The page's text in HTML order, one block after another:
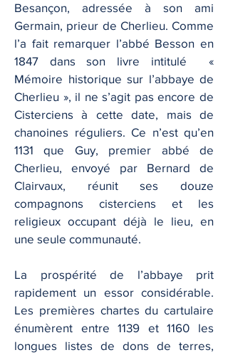
Besançon, adressée à son ami
Germain, prieur de Cherlieu. Comme
l’a fait remarquer l’abbé Besson en
1847 dans son livre intitulé «
Mémoire historique sur l’abbaye de
Cherlieu », il ne s’agit pas encore de
Cisterciens à cette date, mais de
chanoines réguliers. Ce n’est qu’en
1131 que Guy, premier abbé de
Cherlieu, envoyé par Bernard de
Clairvaux, réunit ses douze
compagnons cisterciens et les
religieux occupant déjà le lieu, en
une seule communauté.
La prospérité de l’abbaye prit
rapidement un essor considérable.
Les premières chartes du cartulaire
énumèrent entre 1139 et 1160 les
longues listes de dons de terres,